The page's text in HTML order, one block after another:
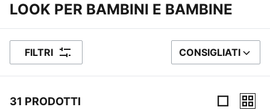
LOOK PER BAMBINI E BAMBINE
FILTRI ORDINA PER
CONSIGLIATI
31 PRODOTTI